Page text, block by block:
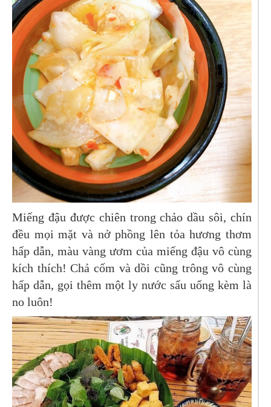
Miếng đậu được chiên trong chảo dầu sôi, chín
đều mọi mặt và nở phồng lên tỏa hương thơm
hấp dẫn, màu vàng ươm của miếng đậu vô cùng
kích thích! Chả cốm và dồi cũng trông vô cùng
hấp dẫn, gọi thêm một ly nước sấu uống kèm là
no luôn!